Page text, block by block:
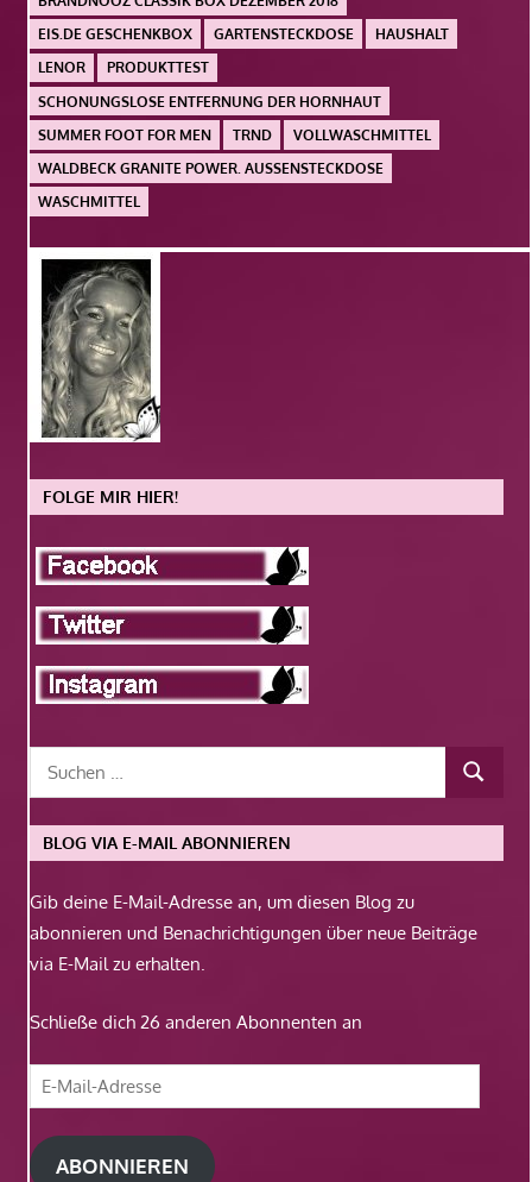
EIS.DE GESCHENKBOX
GARTENSTECKDOSE
HAUSHALT
LENOR
PRODUKTTEST
SCHONUNGSLOSE ENTFERNUNG DER HORNHAUT
SUMMER FOOT FOR MEN
TRND
VOLLWASCHMITTEL
WALDBECK GRANITE POWER. AUSSENSTECKDOSE
WASCHMITTEL
FOLGE MIR HIER!
BLOG VIA E-MAIL ABONNIEREN
Gib deine E-Mail-Adresse an, um diesen Blog zu
abonnieren und Benachrichtigungen über neue Beiträge
via E-Mail zu erhalten.
Schließe dich 26 anderen Abonnenten an
E-
Mail-
Adresse
ABONNIEREN